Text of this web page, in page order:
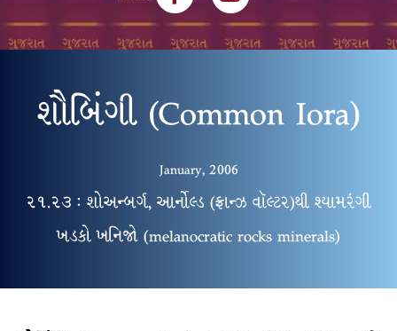
શૌબિંગી (Common Iora)
January, 2006
૨૧.૨૩ : શોઅન્બર્ગ, આર્નોલ્ડ (ફ્રાન્ઝ વૉલ્ટર)થી શ્યામરંગી
ખડકો ખનિજો (melanocratic rocks minerals)